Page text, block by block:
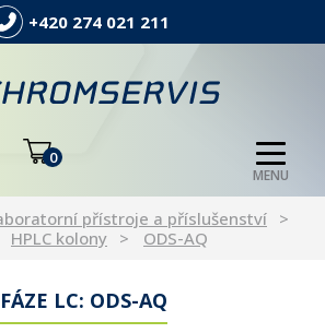
+420 274 021 211
0
MENU
přístroje a příslušenství
HPLC kolony ODS-AQ
LC: ODS-AQ